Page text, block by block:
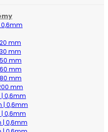
mm
mm
mm
mm
mm
mm
0,6mm
| 0,6mm
| 0,6mm
| 0,6mm